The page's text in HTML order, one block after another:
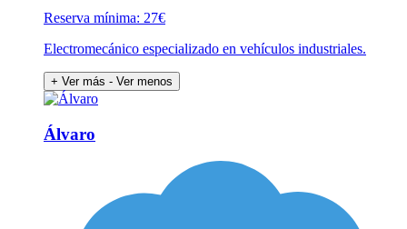
Reserva mínima: 27€
Electromecánico especializado en vehículos industriales.
+ Ver más - Ver menos
Álvaro